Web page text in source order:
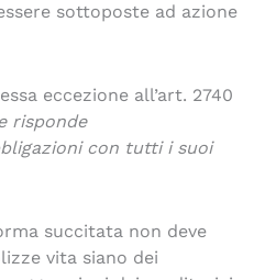
sottoposte ad azione
eccezione all’art. 2740
risponde
con tutti i suoi
succitata non deve
vita siano dei